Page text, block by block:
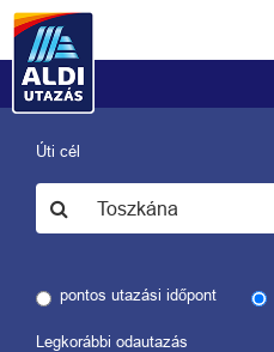
Úti cél
pontos utazási időpont
Legkorábbi odautazás